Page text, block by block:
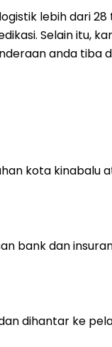
lebih dari 28
Selain itu,
anda tiba
kota kinabalu
bank dan
dihantar ke